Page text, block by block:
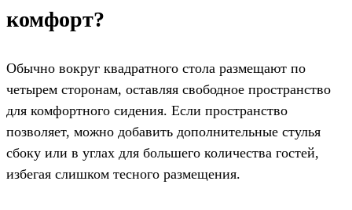
комфорт?
Обычно вокруг квадратного стола размещают по
четырем сторонам, оставляя свободное пространство
для комфортного сидения. Если пространство
позволяет, можно добавить дополнительные стулья
сбоку или в углах для большего количества гостей,
избегая слишком тесного размещения.